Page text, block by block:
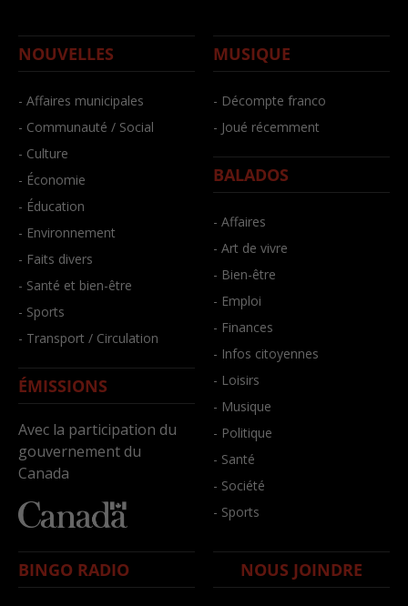
NOUVELLES
- Affaires municipales
- Communauté / Social
- Culture
- Économie
- Éducation
- Environnement
- Faits divers
- Santé et bien-être
- Sports
- Transport / Circulation
ÉMISSIONS
Avec la participation du
gouvernement du
Canada
MUSIQUE
- Décompte franco
- Joué récemment
BALADOS
- Affaires
- Art de vivre
- Bien-être
- Emploi
- Finances
- Infos citoyennes
- Loisirs
- Musique
- Politique
- Santé
- Société
- Sports
BINGO RADIO NOUS JOINDRE